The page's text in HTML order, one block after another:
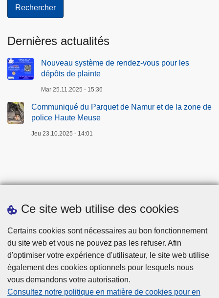
Ce site web utilise des cookies
Certains cookies sont nécessaires au bon fonctionnement
du site web et vous ne pouvez pas les refuser. Afin
d'optimiser votre expérience d'utilisateur, le site web utilise
également des cookies optionnels pour lesquels nous
vous demandons votre autorisation.
Consultez notre politique en matière de cookies pour en
Dernières actualités
Nouveau système de rendez-vous pour les
dépôts de plainte
Mar 25.11.2025 - 15:36
Communiqué du Parquet de Namur et de la zone de
police Haute Meuse
Jeu 23.10.2025 - 14:01
Téléchargements